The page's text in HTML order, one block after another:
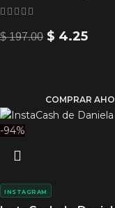
$197.00 $ 4.25
COMPRAR
-94%
INSTAGRAM